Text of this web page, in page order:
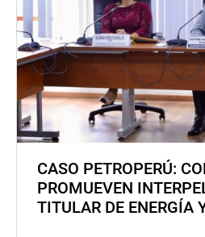
CASO PETROPERÚ:
PROMUEVEN
TITULAR DE ENERGÍA